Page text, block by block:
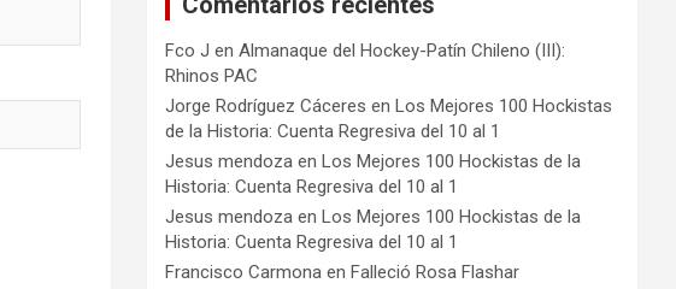
Fco J enAlmanaque del Hockey-Patín Chileno (III):
Rhinos PAC
Jorge Rodríguez Cáceres enLos Mejores 100 Hockistas
de la Historia: Cuenta Regresiva del 10 al 1
Jesus mendoza enLos Mejores 100 Hockistas de la
Historia: Cuenta Regresiva del 10 al 1
Jesus mendoza enLos Mejores 100 Hockistas de la
Historia: Cuenta Regresiva del 10 al 1
Francisco Carmona enFalleció Rosa Flashar